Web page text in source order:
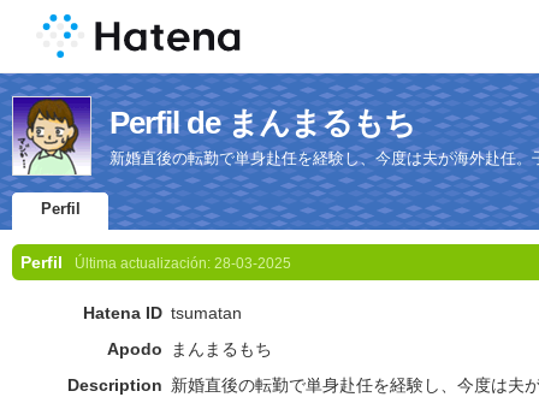
Perfil de まんまるもち
新婚直後の転勤で単身赴任を経験し、今度は夫が海外赴任
Perfil
Perfil Última actualización: 28-03-2025
Hatena ID tsumatan
Apodo
まんまるもち
Description 新婚直後の転勤で単身赴任を経験し、今度は夫